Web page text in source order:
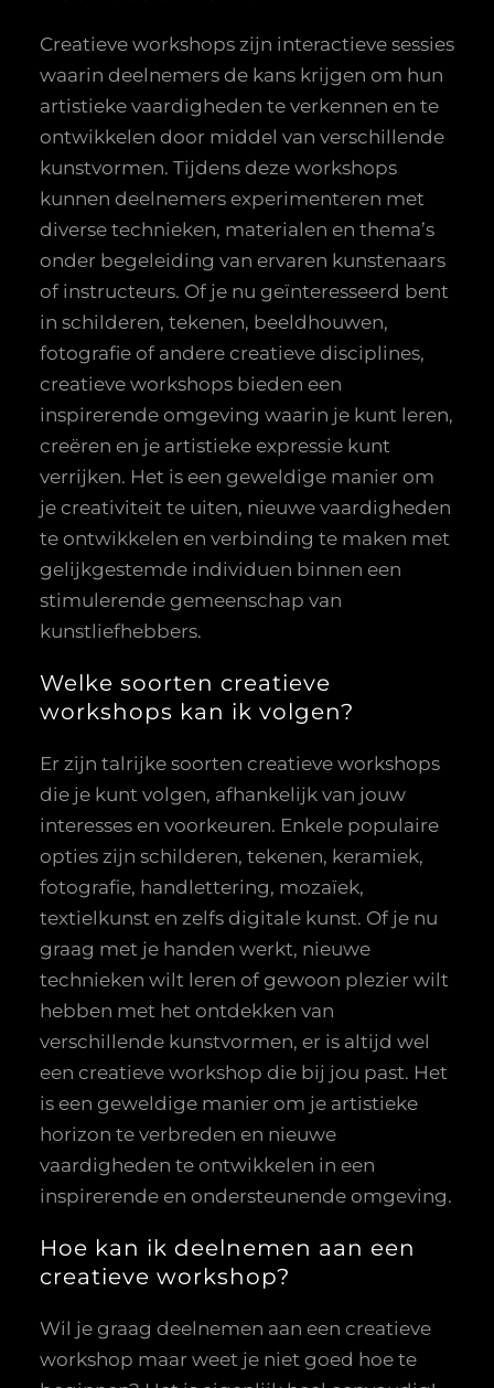
Creatieve workshops zijn interactieve sessies
waarin deelnemers de kans krijgen om hun
artistieke vaardigheden te verkennen en te
ontwikkelen door middel van verschillende
kunstvormen. Tijdens deze workshops
kunnen deelnemers experimenteren met
diverse technieken, materialen en thema’s
onder begeleiding van ervaren kunstenaars
of instructeurs. Of je nu geïnteresseerd bent
in schilderen, tekenen, beeldhouwen,
fotografie of andere creatieve disciplines,
creatieve workshops bieden een
inspirerende omgeving waarin je kunt leren,
creëren en je artistieke expressie kunt
verrijken. Het is een geweldige manier om
je creativiteit te uiten, nieuwe vaardigheden
te ontwikkelen en verbinding te maken met
gelijkgestemde individuen binnen een
stimulerende gemeenschap van
kunstliefhebbers.
Welke soorten creatieve
workshops kan ik volgen?
Er zijn talrijke soorten creatieve workshops
die je kunt volgen, afhankelijk van jouw
interesses en voorkeuren. Enkele populaire
opties zijn schilderen, tekenen, keramiek,
fotografie, handlettering, mozaïek,
textielkunst en zelfs digitale kunst. Of je nu
graag met je handen werkt, nieuwe
technieken wilt leren of gewoon plezier wilt
hebben met het ontdekken van
verschillende kunstvormen, er is altijd wel
een creatieve workshop die bij jou past. Het
is een geweldige manier om je artistieke
horizon te verbreden en nieuwe
vaardigheden te ontwikkelen in een
inspirerende en ondersteunende omgeving.
Hoe kan ik deelnemen aan een
creatieve workshop?
Wil je graag deelnemen aan een creatieve
workshop maar weet je niet goed hoe te